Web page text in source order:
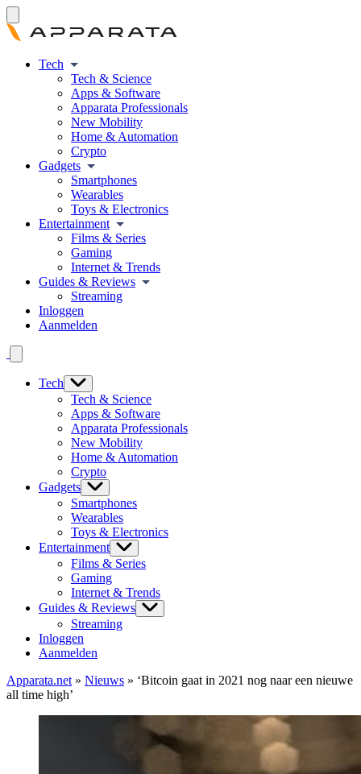
Tech
Tech & Science
Apps & Software
Apparata Professionals
New Mobility
Home & Automation
Crypto
Gadgets
Smartphones
Wearables
Toys & Electronics
Entertainment
Films & Series
Gaming
Internet & Trends
Guides & Reviews
Streaming
Inloggen
Aanmelden
Tech
Tech & Science
Apps & Software
Apparata Professionals
New Mobility
Home & Automation
Crypto
Gadgets
Smartphones
Wearables
Toys & Electronics
Entertainment
Films & Series
Gaming
Internet & Trends
Guides & Reviews
Streaming
Inloggen
Aanmelden
Apparata.net » Nieuws » ‘Bitcoin gaat in 2021 nog naar een nieuwe
all time high’